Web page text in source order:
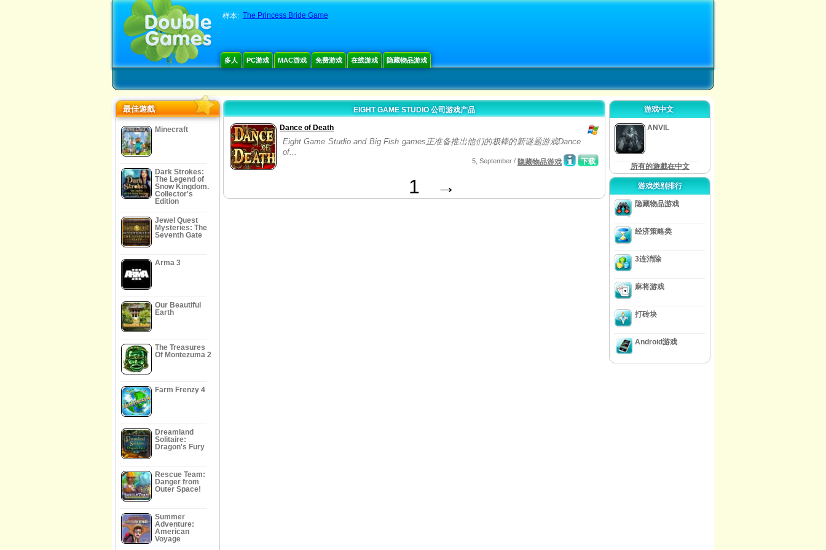
样本: The Princess Bride Game
多人 PC游戏 MAC游戏 免费游戏 在线游戏 隐藏物品游戏
最佳遊戲
Minecraft
Dark Strokes:
The Legend of
Snow Kingdom.
Collector's
Edition
Jewel Quest
Mysteries: The
Seventh Gate
Arma 3
Our Beautiful
Earth
The Treasures
Of Montezuma 2
Farm Frenzy 4
Dreamland
Solitaire:
Dragon's Fury
Rescue Team:
Danger from
Outer Space!
Summer
Adventure:
American
Voyage
EIGHT GAME STUDIO 公司游戏产品
Dance of Death
Eight Game Studio and Big Fish games正准备推出他们的极棒的新谜题游戏Dance
of...
下载
5, September / 隐藏物品游戏
1 →
游戏中文
ANVIL
所有的遊戲在中文
游戏类别排行
隐藏物品游戏
经济策略类
3连消除
麻将游戏
打砖块
Android游戏